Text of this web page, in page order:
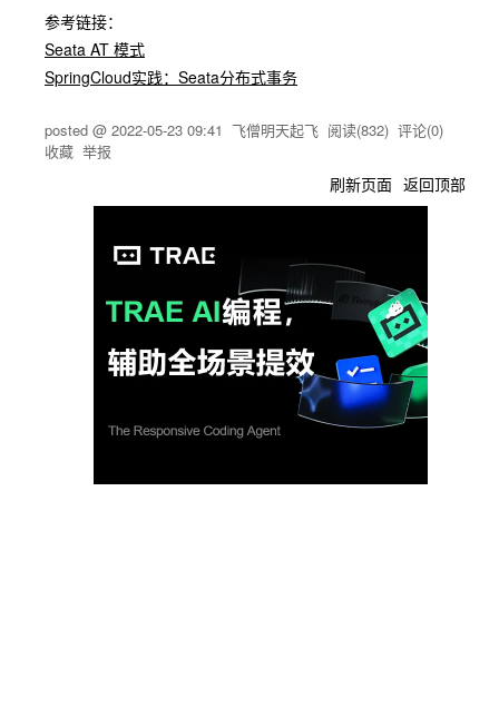
参考链接：
Seata AT 模式
SpringCloud实践：Seata分布式事务
posted @ 2022-05-23 09:41 飞僧明天起飞 阅读(832) 评论(0)
收藏 举报
刷新页面 返回顶部